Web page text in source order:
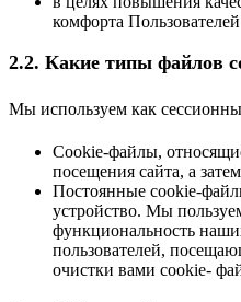
комфорта
2.2. Какие типы файлов
Мы используем как
Cookie-файлы,
посещения сайта, а
Постоянные cookie-
устройство. Мы
функциональность
пользователей,
очистки вами cookie-